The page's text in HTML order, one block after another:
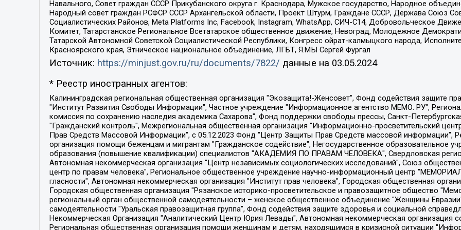
Навального, Совет граждан СССР Прикубанского округа г. Краснодара, Мужское государство, Народное
Народный совет граждан РСФСР СССР Архангельской области, Проект Штурм, Граждане СССР, Держава Союз
Социалистических Районов, Meta Platforms Inc, Facebook, Instagram, WhatsApp, СИЧ-С14, Добровольческое
Комитет, Татарстанское Региональное Всетатарское общественное движение, Невоград, Молодежное
Татарской Автономной Советской Социалистической Республики, Конгресс ойрат-калмыцкого народа,
Красноярского края, Этническое национальное объединение, ЛГБТ, Я.МЫ Сергей Фургал
Источник: https://minjust.gov.ru/ru/documents/7822/ данные на 03.05.2024
* Реестр иностранных агентов:
Калининградская региональная общественная организация "Экозащита!-Женсовет", Фонд содействия защите прав и свобод граждан "Общественный вердикт", Фонд "Институт Развития Свободы Информации", Частное учреждение "Информационное агентство МЕМО. РУ", Региональная общественная организация "Общественная комиссия по сохранению наследия академика Сахарова", Фонд поддержки свободы прессы, Санкт-Петербургская общественная правозащитная организация "Гражданский контроль", Межрегиональная общественная организация "Информационно-просветительский центр "Мемориал", Региональный Фонд "Центр Защиты Прав Средств Массовой Информации", с 05.12.2023 Фонд "Центр Защиты Прав Средств массовой информации", Региональная общественная благотворительная организация помощи беженцам и мигрантам "Гражданское содействие", Негосударственное образовательное учреждение дополнительного профессионального образования (повышение квалификации) специалистов "АКАДЕМИЯ ПО ПРАВАМ ЧЕЛОВЕКА", Свердловская региональная общественная организация "Сутяжник", Автономная некоммерческая организация "Центр независимых социологических исследований", Союз общественных объединений "Российский исследовательский центр по правам человека", Региональное общественное учреждение научно-информационный центр "МЕМОРИАЛ", Некоммерческая организация "Фонд защиты гласности", Автономная некоммерческая организация "Институт прав человека", Городская общественная организация "Екатеринбургское общество "МЕМОРИАЛ", Городская общественная организация "Рязанское историко-просветительское и правозащитное общество "Мемориал" (Рязанский Мемориал), Челябинский региональный орган общественной самодеятельности – женское общественное объединение "Женщины Евразии", Челябинский региональный орган общественной самодеятельности "Уральская правозащитная группа", Фонд содействия защите здоровья и социальной справедливости имени Андрея Рылькова, Автономная Некоммерческая Организация "Аналитический Центр Юрия Левады", Автономная некоммерческая организация социальной поддержки населения "Проект Апрель", Региональная общественная организация помощи женщинам и детям, находящимся в кризисной ситуации "Информационно-методический центр "Анна", Фонд содействия развитию массовых коммуникаций и правовому просвещению "Так-так-Так", Фонд содействия устойчивому развитию "Серебряная тайга", Свердловский региональный общественный фонд социальных проектов "Новое время", "Idel.Реалии", Кавказ.Реалии, Крым.Реалии, Телеканал Настоящее Время, Татаро-башкирская служба Радио Свобода (Azatliq Radiosi), Радио Свободная Европа/Радио Свобода (PCE/PC), "Сибирь.Реалии", "Фактограф", Благотворительный фонд помощи осужденным и их семьям, Автономная некоммерческая организация "Институт глобализации и социальных движений", Фонд "В защиту прав заключенных", Частное учреждение "Центр поддержки и содействия развитию средств массовой информации", Пензенский региональный общественный благотворительный фонд "Гражданский союз", "Север.Реалии", Некоммерческая организация Фонд "Правовая инициатива", Общество с ограниченной ответственностью "Радио Свободная Европа/Радио Свобода", Чешское информационное агентство "MEDIUM-ORIENT", Красноярская региональная общественная организация "Мы против СПИДа", Камалягин Денис Николаевич, Маркелов Сергей Евгеньевич, Пономарев Лев Александрович, Савицкая Людмила Алексеевна, Автономная некоммерческая организация "Центр по работе с проблемой насилия "НАСИЛИЮ.НЕТ", Межрегиональный профессиональный союз работников здравоохранения "Альянс врачей", Юридическое лицо, зарегистрированное в Латвийской Республике, SIA "Medusa Project" (регистрационный номер 40103797863, дата регистрации 10.06.2014), Некоммерческая организация "Фонд по борьбе с коррупцией", Автономная некоммерческая организация "Институт права и публичной политики", Баданин Роман Сергеевич, Гликин Максим Александрович, Железнова Мария Михайловна, Лукьянова Юлия Сергеевна, Маетная Елизавета Витальевна, Маняхин Петр Борисович, Чуракова Ольга Владимировна, Ярош Юлия Петровна, Юридическое лицо "The Insider SIA", зарегистрированное в Риге, Латвийская Республика (дата регистрации 26.06.2015), являющееся администратором доменного имени интернет-издания "The Insider SIA", https://theins.ru, Постернак Алексей Евгеньевич, Рубин Михаил Аркадьевич, Анин Роман Александрович, Юридическое лицо Istories fonds, зарегистрированное в Латвийской Республике (регистрационный номер 50008295751, дата регистрации 24.02.2020), Великовский Дмитрий Александрович, Долинина Ирина Николаевна, Мароховская Алеся Алексеевна, Шлейнов Роман Юрьевич, Шмагун Олеся Валентиновна, Общество с ограниченной ответственностью "Альтаир 2021", Общество с ограниченной ответственностью "Вега 2021", Общество с ограниченной ответственностью "Главный редактор 2021", Общество с ограниченной ответственностью "Ромашки монолит", Важенков Артем Валерьевич, Ивановская областная общественная организация "Центр гендерных исследований", Гурман Юрий Альбертович, Медиапроект "ОВД-Инфо", Егоров Владимир Владимирович, Жилинский Владимир Александрович, Общество с ограниченной ответственностью "ЗП", Иванова София Юрьевна, Карезина Инна Павловна, Кильтау Екатерина Викторовна, Петров Алексей Викторович, Пискунов Сергей Евгеньевич, Смирнов Сергей Сергеевич, Тихонов Михаил Сергеевич, Общество с ограниченной ответственностью "ЖУРНАЛИСТ-ИНОСТРАННЫЙ АГЕНТ", Арапова Галина Юрьевна, Вольтская Татьяна Анатольевна, Американская компания "Mason G.E.S. Anonymous Foundation" (США), являющаяся владельцем интернет-издания https://mnews.world/, Компания "Stichting Bellingcat", зарегистрированная в Нидерландах (дата регистрации 11.07.2018), Захаров Андрей Вячеславович, Клепиковская Екатерина Дмитриевна, Общество с ограниченной ответственностью "МЕМО", Перл Роман Александрович, Симонов Евгений Алексеевич, Соловьева Елена Анатольевна, Сотников Даниил Владимирович, Сурначева Елизавета Дмитриевна, Автономная некоммерческая организация по защите прав человека и информированию населения "Якутия – Наше Мнение", Общество с ограниченной ответственностью "Москоу диджитал медиа", с 26.01.2023 Общество с ограниченной ответственностью "Чайка Белые сады", Ветошкина Валерия Валерьевна, Заговора Максим Александрович, Межрегиональное общественное движение "Российская ЛГБТ - сеть", Оленичев Максим Владимирович, Павлов Иван Юрьевич, Скворцова Елена Сергеевна, Общество с ограниченной ответственностью "Как бы инагент", Кочетков Игорь Викторович, Общество с ограниченной ответственностью "Честные выборы", Еланчик Олег Александрович, Общество с ограниченной ответственностью "Нобелевский призыв", Гималова Регина Эмилевна, Григорьев Андрей Валерьевич, Григорьева Алина Александровна, Ассоциация по содействию защите прав призывников, альтернативнослужащих и военнослужащих "Правозащитная группа